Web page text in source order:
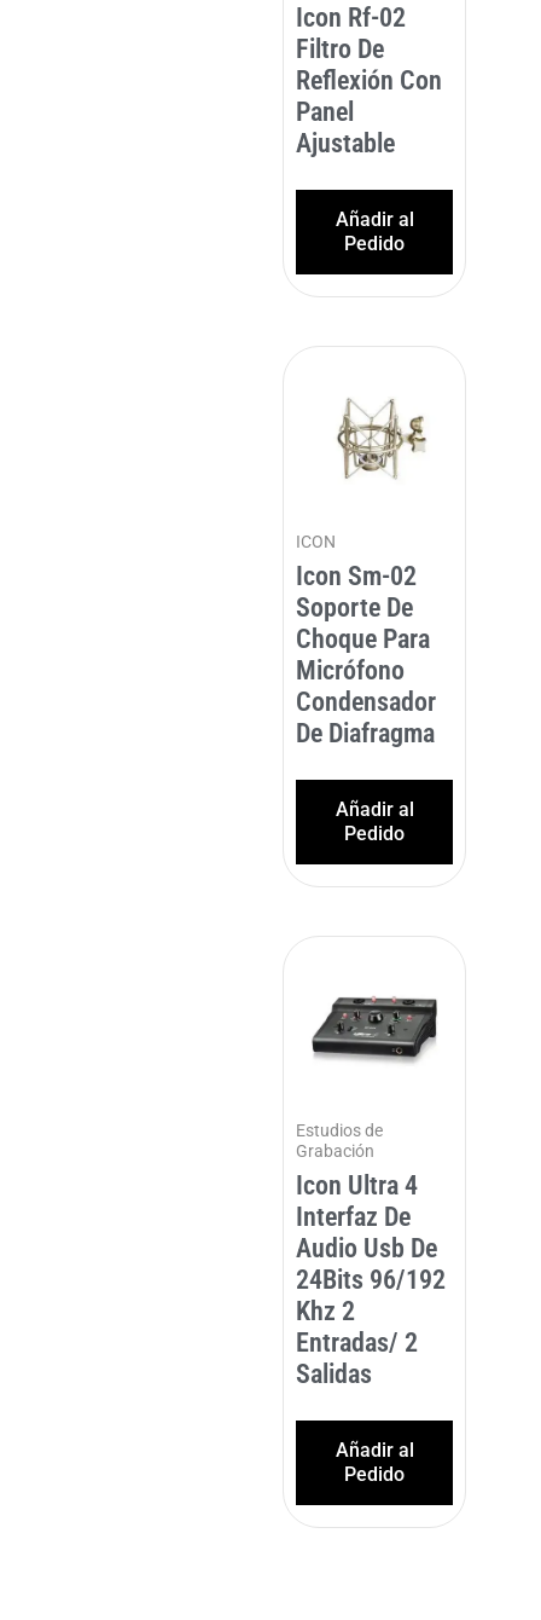
Icon Rf-02
Filtro De
Reflexión Con
Panel
Ajustable
Añadir al
Pedido
ICON
Icon Sm-02
Soporte De
Choque Para
Micrófono
Condensador
De Diafragma
Añadir al
Pedido
Estudios de
Grabación
Icon Ultra 4
Interfaz De
Audio Usb De
24Bits 96/192
Khz 2
Entradas/ 2
Salidas
Añadir al
Pedido